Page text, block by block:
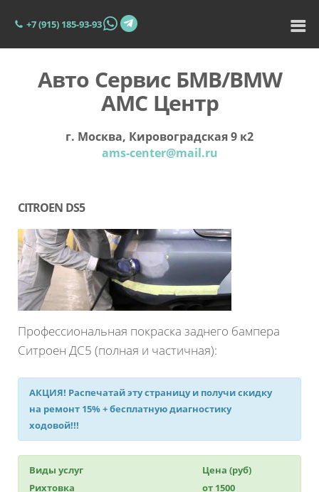
+7 (915) 185-93-93
Авто Сервис БМВ/BMW
АМС Центр
г. Москва, Кировоградская 9 к2
ams-center@mail.ru
CITROEN DS5
Профессиональная покраска заднего бампера
Ситроен ДС5 (полная и частичная):
АКЦИЯ! Распечатай эту страницу и получискидку
на ремонт 15%+ бесплатную диагностику
ходовой!!!
Виды услуг
Цена (руб)
Рихтовка
от 1500